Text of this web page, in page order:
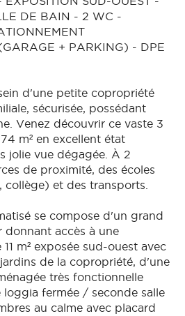
DE BAIN - 2 WC -
+ PARKING) - DPE
d'une petite copropriété
sécurisée, possédant
Venez découvrir ce vaste 3
m² en excellent état
jolie vue dégagée. À 2
de proximité, des écoles
collège) et des transports.
se compose d'un grand
donnant accès à une
m² exposée sud-ouest avec
de la copropriété, d'une
très fonctionnelle
loggia fermée / seconde salle
au calme avec placard